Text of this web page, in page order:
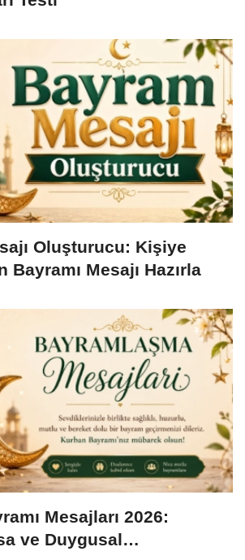
Oluşturucu: Kişiye
Bayramı Mesajı Hazırla
Mesajları 2026:
ve Duygusal